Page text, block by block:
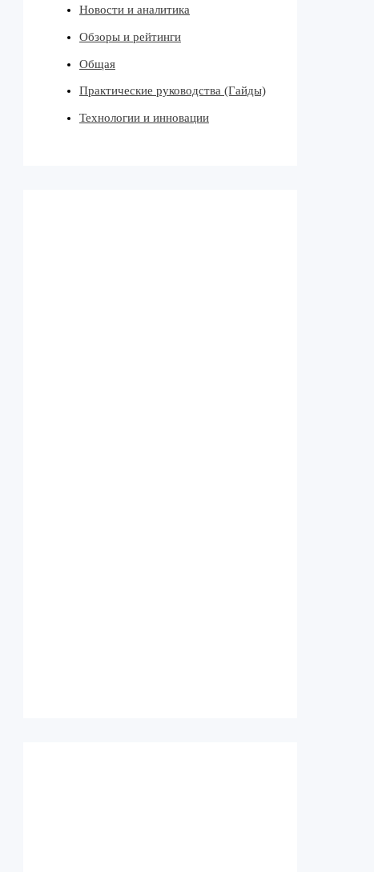
Новости и аналитика
Обзоры и рейтинги
Общая
Практические руководства (Гайды)
Технологии и инновации